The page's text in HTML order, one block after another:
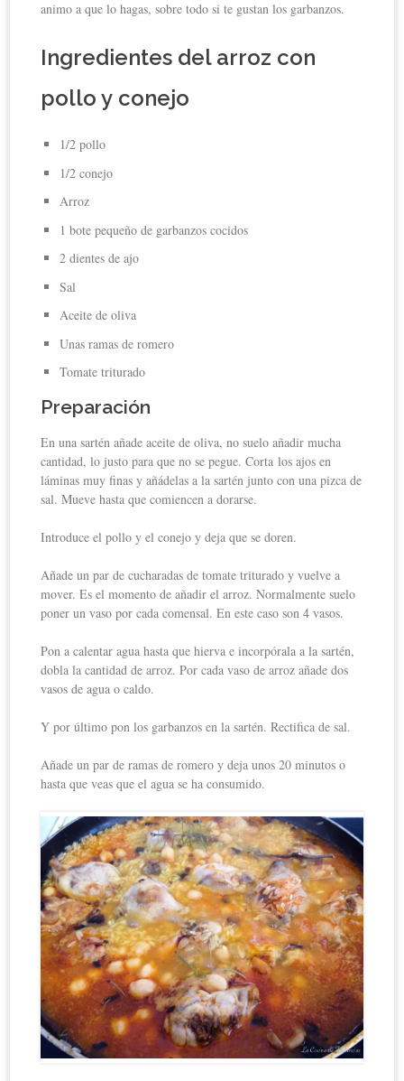
animo a que lo hagas, sobre todo si te gustan los garbanzos.
Ingredientes del arroz con
pollo y conejo
1/2 pollo
1/2 conejo
Arroz
1 bote pequeño de garbanzos cocidos
2 dientes de ajo
Sal
Aceite de oliva
Unas ramas de romero
Tomate triturado
Preparación
En una sartén añade aceite de oliva, no suelo añadir mucha
cantidad, lo justo para que no se pegue. Corta los ajos en
láminas muy finas y añádelas a la sartén junto con una pizca de
sal. Mueve hasta que comiencen a dorarse.
Introduce el pollo y el conejo y deja que se doren.
Añade un par de cucharadas de tomate triturado y vuelve a
mover. Es el momento de añadir el arroz. Normalmente suelo
poner un vaso por cada comensal. En este caso son 4 vasos.
Pon a calentar agua hasta que hierva e incorpórala a la sartén,
dobla la cantidad de arroz. Por cada vaso de arroz añade dos
vasos de agua o caldo.
Y por último pon los garbanzos en la sartén. Rectifica de sal.
Añade un par de ramas de romero y deja unos 20 minutos o
hasta que veas que el agua se ha consumido.